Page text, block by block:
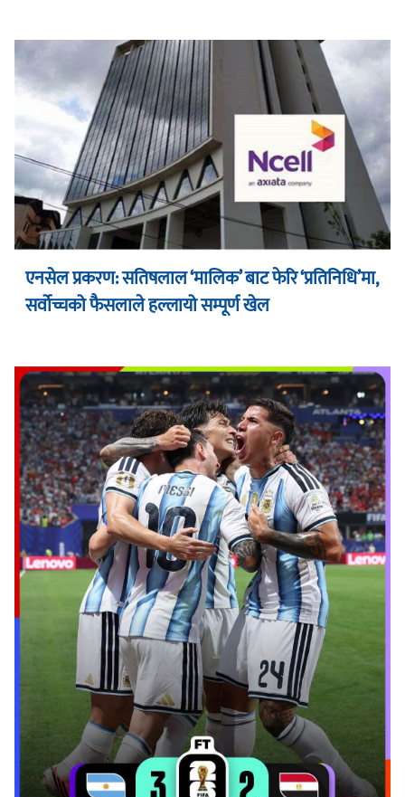
एनसेल प्रकरण: सतिषलाल ‘मालिक’ बाट फेरि ‘प्रतिनिधि’मा,
सर्वोच्चको फैसलाले हल्लायो सम्पूर्ण खेल